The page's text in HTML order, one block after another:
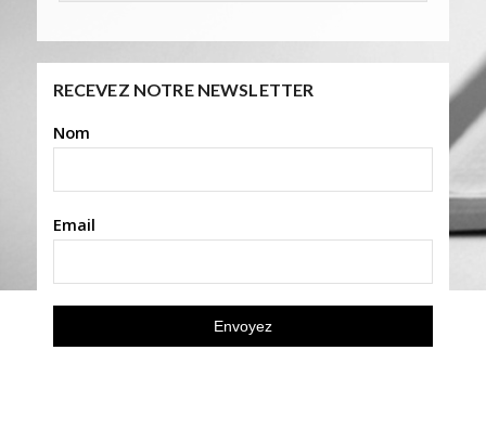
RECEVEZ NOTRE NEWSLETTER
Nom
Email